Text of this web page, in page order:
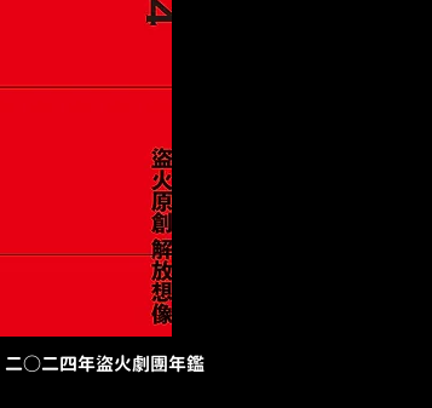
二○二四年盜火劇團年鑑